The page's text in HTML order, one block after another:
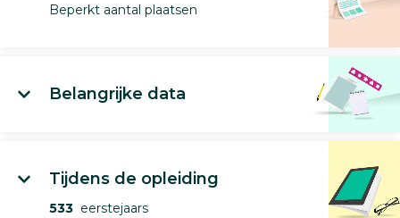
Beperkt aantal plaatsen
Belangrijke data
Tijdens de opleiding
533 eerstejaars